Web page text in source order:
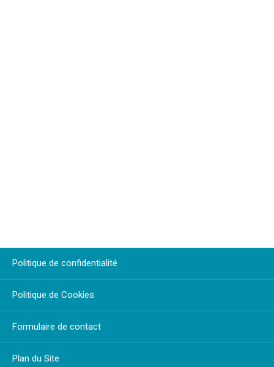
Politique de confidentialité
Politique de Cookies
Formulaire de contact
Plan du Site